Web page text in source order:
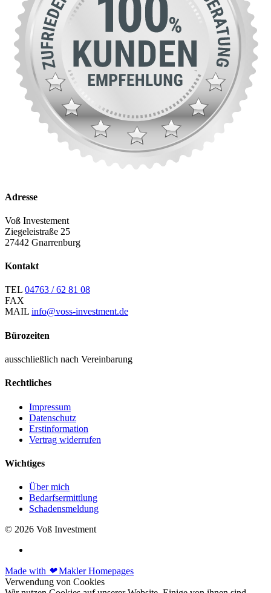
Adresse
Voß Investement
Ziegeleistraße 25
27442 Gnarrenburg
Kontakt
TEL 04763 / 62 81 08
FAX
MAIL info@voss-investment.de
Bürozeiten
ausschließlich nach Vereinbarung
Rechtliches
Impressum
Datenschutz
Erstinformation
Vertrag widerrufen
Wichtiges
Über mich
Bedarfsermittlung
Schadensmeldung
© 2026 Voß Investment
Made with ❤Makler Homepages
Verwendung von Cookies